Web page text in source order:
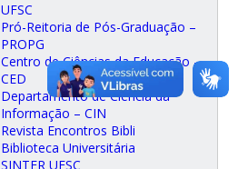
UFSC
Pró-Reitoria de Pós-Graduação –
PROPG
Centro de Ciências da Educação –
CED
Departamento de Ciência da
Informação – CIN
Revista Encontros Bibli
Biblioteca Universitária
SINTER UFSC